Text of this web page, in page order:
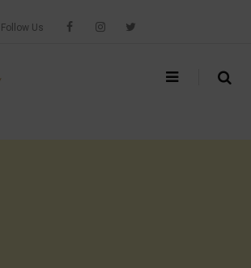
Follow Us